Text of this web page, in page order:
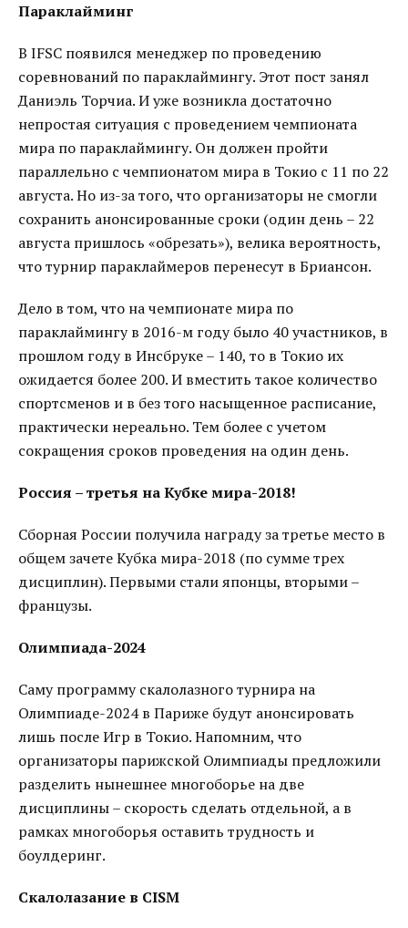
Параклайминг
В IFSC появился менеджер по проведению
соревнований по параклаймингу. Этот пост занял
Даниэль Торчиа. И уже возникла достаточно
непростая ситуация с проведением чемпионата
мира по параклаймингу. Он должен пройти
параллельно с чемпионатом мира в Токио с 11 по 22
августа. Но из-за того, что организаторы не смогли
сохранить анонсированные сроки (один день – 22
августа пришлось «обрезать»), велика вероятность,
что турнир параклаймеров перенесут в Бриансон.
Дело в том, что на чемпионате мира по
параклаймингу в 2016-м году было 40 участников, в
прошлом году в Инсбруке – 140, то в Токио их
ожидается более 200. И вместить такое количество
спортсменов и в без того насыщенное расписание,
практически нереально. Тем более с учетом
сокращения сроков проведения на один день.
Россия – третья на Кубке мира-2018!
Сборная России получила награду за третье место в
общем зачете Кубка мира-2018 (по сумме трех
дисциплин). Первыми стали японцы, вторыми –
французы.
Олимпиада-2024
Саму программу скалолазного турнира на
Олимпиаде-2024 в Париже будут анонсировать
лишь после Игр в Токио. Напомним, что
организаторы парижской Олимпиады предложили
разделить нынешнее многоборье на две
дисциплины – скорость сделать отдельной, а в
рамках многоборья оставить трудность и
боулдеринг.
Скалолазание в CISM